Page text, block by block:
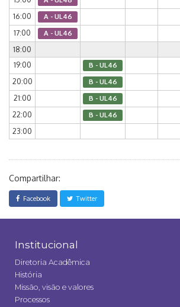
16:00 A - UL46
17:00 A - UL46
18:00
19:00
B - UL46
20:00 B - UL46
21:00 B - UL46
22:00 B - UL46
23:00
Compartilhar:
Facebook Twitter
Institucional
Diretoria Acadêmica
História
Missão, visão e valores
Processos